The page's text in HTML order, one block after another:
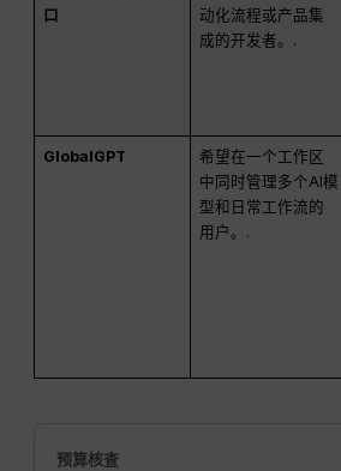
口
动化流程或产品集
成的开发者。.
GlobalGPT
希望在一个工作区
中同时管理多个AI模
型和日常工作流的
用户。.
预算核查